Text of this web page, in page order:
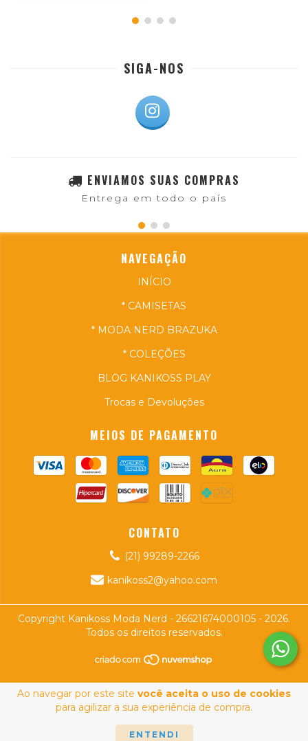
Ao navegar por este site você aceita o uso de cookies
para agilizar a sua experiência de compra.
ENTENDI
SIGA-NOS
ENVIAMOS SUAS COMPRAS
Entrega em todo o país
NAVEGAÇÃO
INÍCIO
* CAMISETAS
* MODA NERD BRAZUKA
* COLEÇÕES
BLOG KANIKOSS PLAY
Trocas e Devoluções
MEIOS DE PAGAMENTO
CONTATO
(21) 99289-2266
kanikoss2@yahoo.com
Copyright Kanikoss Moda Nerd - 26621674000105 - 2026.
Todos os direitos reservados.